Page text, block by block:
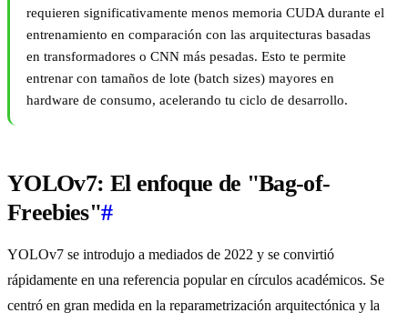
requieren significativamente menos memoria CUDA durante el
entrenamiento en comparación con las arquitecturas basadas
en transformadores o CNN más pesadas. Esto te permite
entrenar con tamaños de lote (batch sizes) mayores en
hardware de consumo, acelerando tu ciclo de desarrollo.
YOLOv7: El enfoque de "Bag-of-
Freebies"#
YOLOv7 se introdujo a mediados de 2022 y se convirtió
rápidamente en una referencia popular en círculos académicos. Se
centró en gran medida en la reparametrización arquitectónica y la